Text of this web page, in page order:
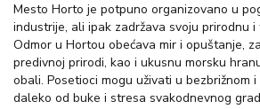
Mesto Horto je potpuno organizovano u
industrije, ali ipak zadržava svoju prirodnu
Odmor u Hortou obećava mir i opuštanje,
predivnoj prirodi, kao i ukusnu morsku
obali. Posetioci mogu uživati u bezbrižnom i
daleko od buke i stresa svakodnevnog